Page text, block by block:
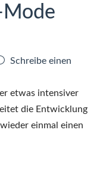
Mode
Schreibe einen
etwas intensiver
die Entwicklung
einmal einen